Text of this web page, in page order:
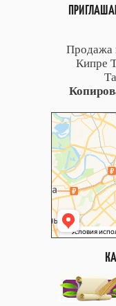
Продажа
Кипре